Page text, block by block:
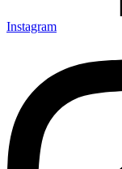
Instagram